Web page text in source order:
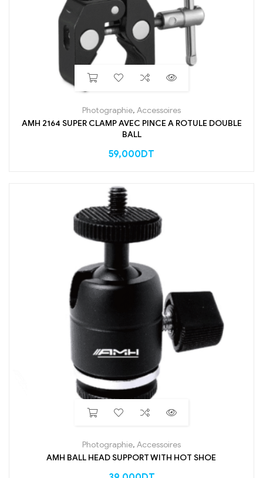
Photographie, Accessoires
AMH 2164 SUPER CLAMP AVEC PINCE A ROTULE DOUBLE
BALL
59,000DT
Photographie, Accessoires
AMH BALL HEAD SUPPORT WITH HOT SHOE